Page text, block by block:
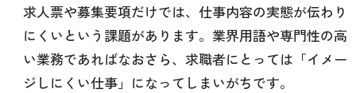
求人票や募集要項だけでは、仕事内容の実態が伝わり
にくいという課題があります。業界用語や専門性の高
い業務であればなおさら、求職者にとっては「イメー
ジしにくい仕事」になってしまいがちです。